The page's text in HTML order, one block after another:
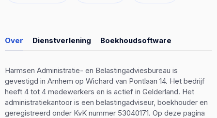
Over Dienstverlening Boekhoudsoftware
Harmsen Administratie- en Belastingadviesbureau is
gevestigd in Arnhem op Wichard van Pontlaan 14. Het bedrijf
heeft 4 tot 4 medewerkers en is actief in Gelderland. Het
administratiekantoor is een belastingadviseur, boekhouder en
geregistreerd onder KvK nummer 53040171. Op deze pagina